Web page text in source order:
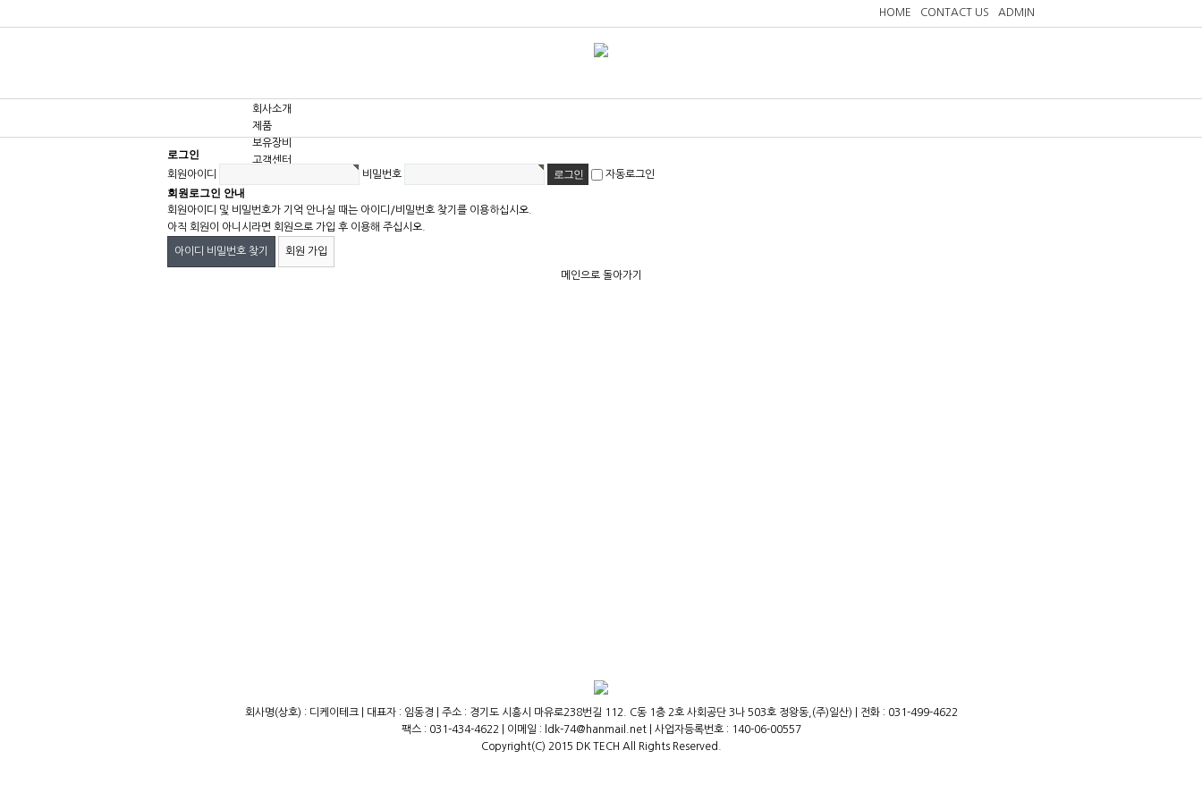
HOME CONTACT US ADMIN
회사소개
제품
보유장비
고객센터
로그인
회원아이디 비밀번호 자동로그인
회원로그인 안내
회원아이디 및 비밀번호가 기억 안나실 때는 아이디/비밀번호 찾기를 이용하십시오.
아직 회원이 아니시라면 회원으로 가입 후 이용해 주십시오.
아이디 비밀번호 찾기 회원 가입
메인으로 돌아가기
회사명(상호) : 디케이테크 | 대표자 : 임동경 | 주소 : 경기도 시흥시 마유로238번길 112. C동 1층 2호 사회공단 3나 503호 정왕동,(주)일산) | 전화 : 031-499-4622
팩스 : 031-434-4622 | 이메일 : ldk-74@hanmail.net | 사업자등록번호 : 140-06-00557
Copyright(C) 2015 DK TECH All Rights Reserved.